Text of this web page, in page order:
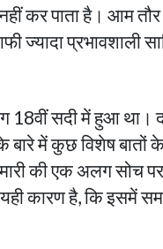
कर पाता है। आम
प्रभावशाली
18वीं सदी में हुआ
में कुछ विशेष बातों
की एक अलग सोच
कारण है, कि इसमें